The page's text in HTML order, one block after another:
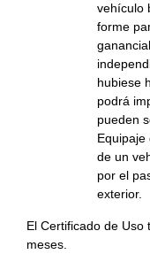
vehículo
forme
hubiese
podrá
pueden
de un
por el
exterior.
El Certificado de Uso
meses.